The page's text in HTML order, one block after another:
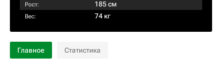
Рост: 185 см
Вес: 74 кг
Главное Статистика